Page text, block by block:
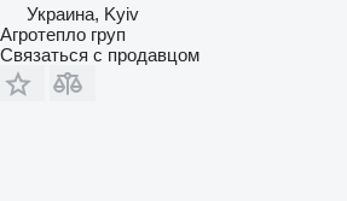
Украина, Kyiv
Агротепло груп
Связаться с продавцом